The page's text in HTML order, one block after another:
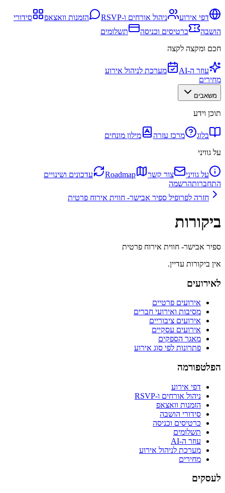
דפי אירוע ניהול אורחים ו-RSVP הזמנות וואצאפ
סידורי
הושבה
כרטיסים וכניסה
תשלומים
חכם ומקצה לקצה
עוזר ה-AI
מערכת לניהול אירוע
מחירים
משאבים
תוכן וידע
בלוג מרכז עזרה
מילון מונחים
על גוויני
על גוויני צור קשר Roadmap
עדכונים ושינויים
התחברותהרשמה
חזרה לפרופיל ספיר אבישר- חווית אירוח פרטית
ביקורות
ספיר אבישר- חווית אירוח פרטית
אין ביקורות עדיין.
לאירועים
אירועים פרטיים
מסיבות ואירועי חברים
אירועים ציבוריים
אירועים עסקיים
מאגר הספקים
פתרונות לפי סוג אירוע
הפלטפורמה
דפי אירוע
ניהול אורחים ו-RSVP
הזמנות וואצאפ
סידורי הושבה
כרטיסים וכניסה
תשלומים
עוזר ה-AI
מערכת לניהול אירוע
מחירים
לעסקים